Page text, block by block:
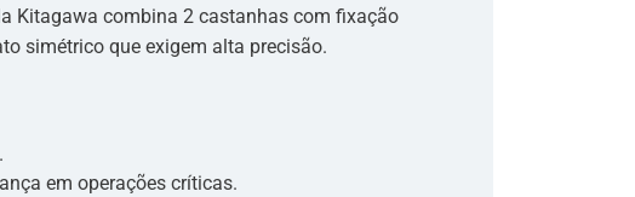
Kitagawa combina 2 castanhas com fixação
simétrico que exigem alta precisão.
em operações críticas.